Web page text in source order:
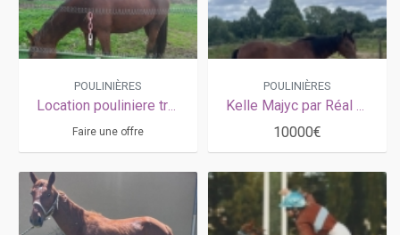
POULINIÈRES
Location pouliniere trotteur
Faire une offre
POULINIÈRES
Kelle Majyc par Réal de Lou , très bonne souche des Atout
10000€